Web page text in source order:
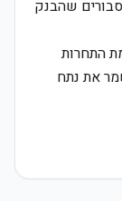
שהבנק
התחרות
את נתח